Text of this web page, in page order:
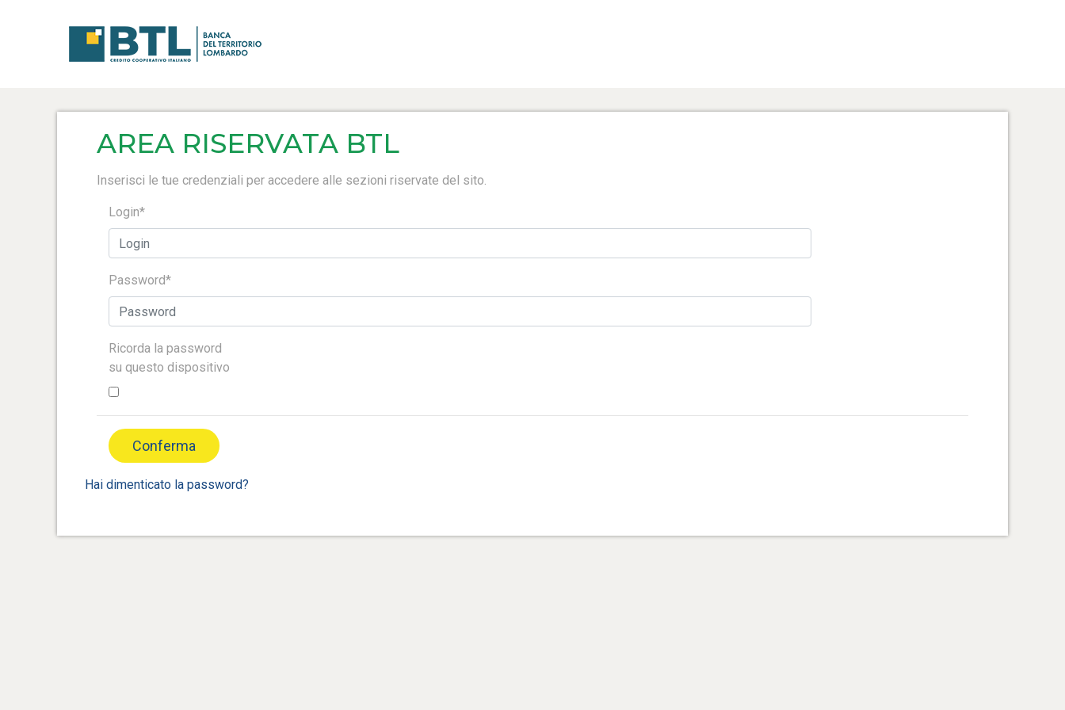
AREA RISERVATA BTL
Inserisci le tue credenziali per accedere alle sezioni riservate del sito.
Login*
Password*
Ricorda la password
su questo dispositivo
Hai dimenticato la password?